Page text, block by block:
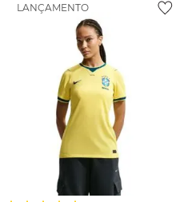
LANÇAMENTO